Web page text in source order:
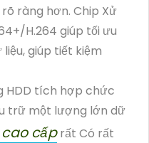
ràng hơn. Chip Xử
H.264 giúp tối ưu
giúp tiết kiệm
HDD tích hợp chức
trữ một lượng lớn dữ
cao cấprất Có rất